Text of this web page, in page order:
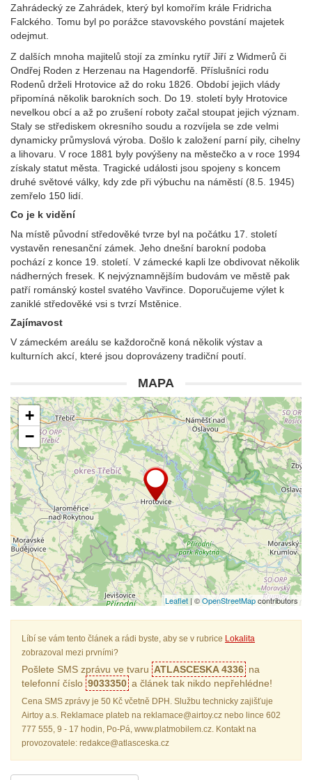
Zahrádecký ze Zahrádek, který byl komořím krále Fridricha
Falckého. Tomu byl po porážce stavovského povstání majetek
odejmut.
Z dalších mnoha majitelů stojí za zmínku rytíř Jiří z Widmerů či
Ondřej Roden z Herzenau na Hagendorfě. Příslušníci rodu
Rodenů drželi Hrotovice až do roku 1826. Období jejich vlády
připomíná několik barokních soch. Do 19. století byly Hrotovice
nevelkou obcí a až po zrušení roboty začal stoupat jejich význam.
Staly se střediskem okresního soudu a rozvíjela se zde velmi
dynamicky průmyslová výroba. Došlo k založení parní pily, cihelny
a lihovaru. V roce 1881 byly povýšeny na městečko a v roce 1994
získaly statut města. Tragické události jsou spojeny s koncem
druhé světové války, kdy zde při výbuchu na náměstí (8.5. 1945)
zemřelo 150 lidí.
Co je k vidění
Na místě původní středověké tvrze byl na počátku 17. století
vystavěn renesanční zámek. Jeho dnešní barokní podoba
pochází z konce 19. století. V zámecké kapli lze obdivovat několik
nádherných fresek. K nejvýznamnějším budovám ve městě pak
patří románský kostel svatého Vavřince. Doporučujeme výlet k
zaniklé středověké vsi s tvrzí Mstěnice.
Zajímavost
V zámeckém areálu se každoročně koná několik výstav a
kulturních akcí, které jsou doprovázeny tradiční poutí.
MAPA
+
−
Leaflet | ©OpenStreetMapcontributors
Líbí se vám tento článek a rádi byste, aby se v rubrice Lokalita
zobrazoval mezi prvními?
Pošlete SMS zprávu ve tvaru ATLASCESKA 4336 na
telefonní číslo 9033350 a článek tak nikdo nepřehlédne!
Cena SMS zprávy je 50 Kč včetně DPH. Službu technicky zajišťuje
Airtoy a.s. Reklamace plateb na reklamace@airtoy.cz nebo lince 602
777 555, 9 - 17 hodin, Po-Pá, www.platmobilem.cz. Kontakt na
provozovatele: redakce@atlasceska.cz